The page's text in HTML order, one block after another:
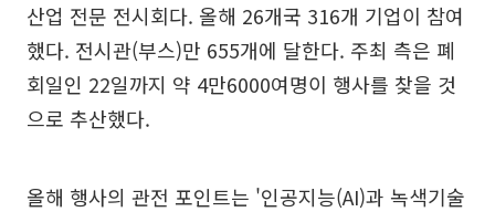
산업 전문 전시회다. 올해 26개국 316개 기업이 참여
했다. 전시관(부스)만 655개에 달한다. 주최 측은 폐
회일인 22일까지 약 4만6000여명이 행사를 찾을 것
으로 추산했다.
올해 행사의 관전 포인트는 '인공지능(AI)과 녹색기술